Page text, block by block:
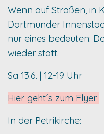
Wenn auf Straßen, in
Dortmunder
nur eines bedeuten:
wieder statt.
Sa 13.6. | 12-19 Uhr
Hier geht´s zum Flyer
In der Petrikirche: